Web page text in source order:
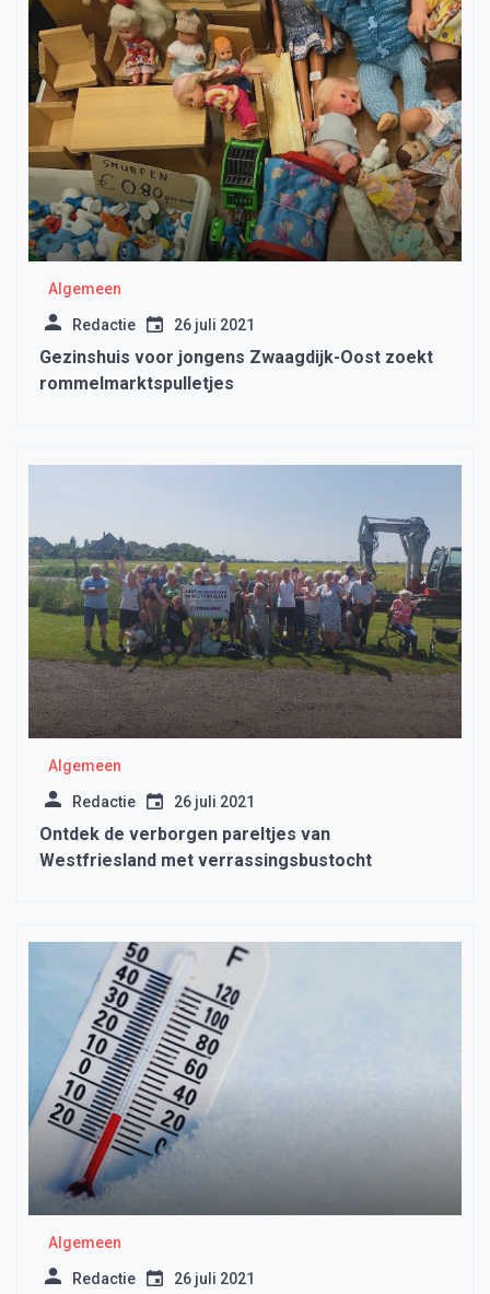
Algemeen
Redactie 26 juli 2021
Gezinshuis voor jongens Zwaagdijk-Oost zoekt
rommelmarktspulletjes
Algemeen
Redactie 26 juli 2021
Ontdek de verborgen pareltjes van
Westfriesland met verrassingsbustocht
Algemeen
Redactie 26 juli 2021